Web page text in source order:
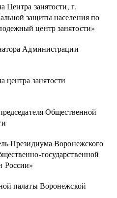
Центра занятости, г.
защиты населения по
центр занятости»
Администрации
центра занятости
Общественной
Президиума Воронежского
государственной
России»
палаты Воронежской